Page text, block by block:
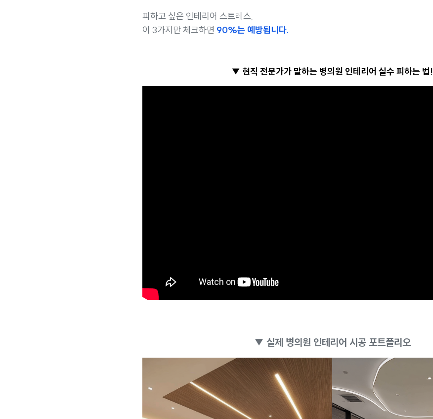
피하고 싶은 인테리어 스트레스,
이 3가지만 체크하면 90%는 예방됩니다.
▼ 현직 전문가가 말하는 병의원 인테리어 실수 피하는 법!
▼ 실제 병의원 인테리어 시공 포트폴리오